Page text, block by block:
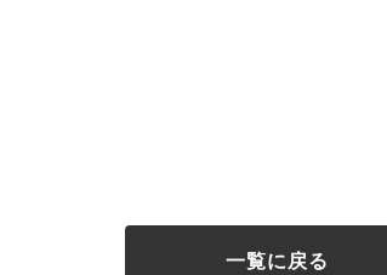
一覧に戻る